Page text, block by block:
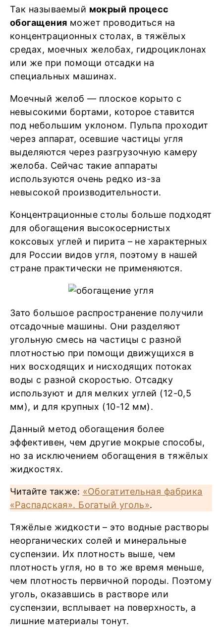
Так называемый мокрый процесс
обогащения может проводиться на
концентрационных столах, в тяжёлых
средах, моечных желобах, гидроциклонах
или же при помощи отсадки на
специальных машинах.
Моечный желоб — плоское корыто с
невысокими бортами, которое ставится
под небольшим уклоном. Пульпа проходит
через аппарат, осевшие частицы угля
выделяются через разгрузочную камеру
желоба. Сейчас такие аппараты
используются очень редко из-за
невысокой производительности.
Концентрационные столы больше подходят
для обогащения высокосернистых
коксовых углей и пирита – не характерных
для России видов угля, поэтому в нашей
стране практически не применяются.
Зато большое распространение получили
отсадочные машины. Они разделяют
угольную смесь на частицы с разной
плотностью при помощи движущихся в
них восходящих и нисходящих потоках
воды с разной скоростью. Отсадку
используют и для мелких углей (12-0,5
мм), и для крупных (10-12 мм).
Данный метод обогащения более
эффективен, чем другие мокрые способы,
но за исключением обогащения в тяжёлых
жидкостях.
Читайте также: «Обогатительная фабрика
«Распадская». Богатый уголь».
Тяжёлые жидкости – это водные растворы
неорганических солей и минеральные
суспензии. Их плотность выше, чем
плотность угля, но в то же время меньше,
чем плотность первичной породы. Поэтому
уголь, оказавшись в растворе или
суспензии, всплывает на поверхность, а
лишние материалы тонут.